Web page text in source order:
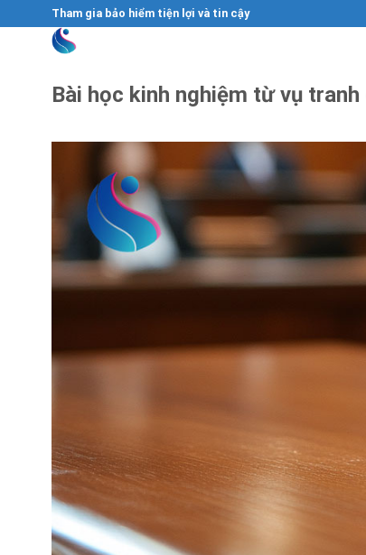
to
Tham gia bảo hiểm tiện lợi và tin cậy
Bài học kinh nghiệm từ vụ